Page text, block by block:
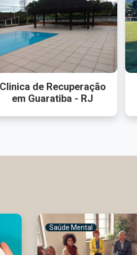
Clinica de Recuperação
em Guaratiba - RJ
Saúde Mental